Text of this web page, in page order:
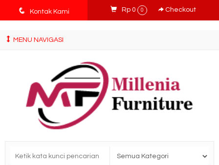
tv3ISbyqwvMDypa7aIfj2FUlPKawe7X5fX5v6wsT4Ns
q Kontak Kami Rp 0 0 Checkout
MENU NAVIGASI